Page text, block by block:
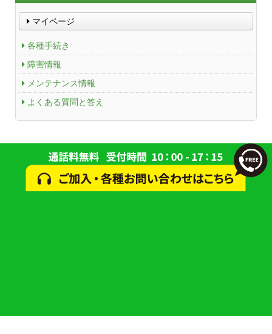
マイページ
各種手続き
障害情報
メンテナンス情報
よくある質問と答え